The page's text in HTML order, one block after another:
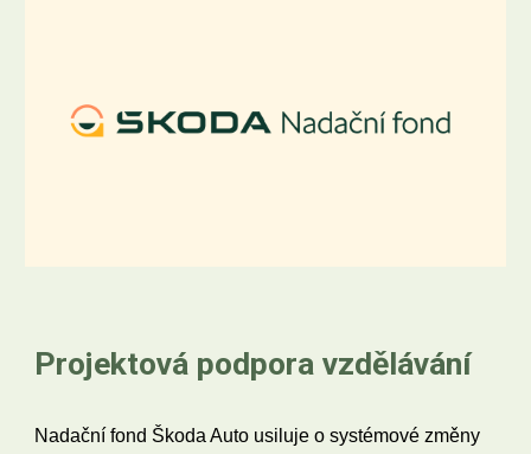
Projektová podpora vzdělávání
Nadační fond Škoda Auto usiluje o systémové změny